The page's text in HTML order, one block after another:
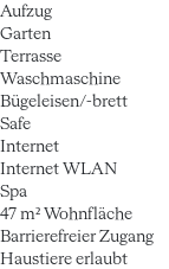
Aufzug
Garten
Terrasse
Waschmaschine
Bügeleisen/-brett
Safe
Internet
Internet WLAN
Spa
47 m² Wohnfläche
Barrierefreier Zugang
Haustiere erlaubt